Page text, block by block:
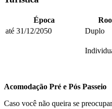
Época
até 31/12/2050
Duplo
Acomodação Pré e Pós Passeio
Caso você não queira se